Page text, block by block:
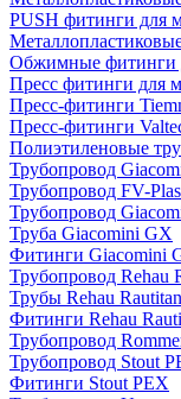
PUSH фитинги для
Обжимные фитинги
Пресс фитинги для
Пресс-фитинги
Пресс-фитинги
Полиэтиленовые
Трубопровод
Трубопровод FV-
Трубопровод
Труба Giacomini GX
Фитинги Giacomini
Трубопровод Rehau
Трубы Rehau Rautitan
Фитинги Rehau
Трубопровод
Трубопровод Stout
Фитинги Stout PEX